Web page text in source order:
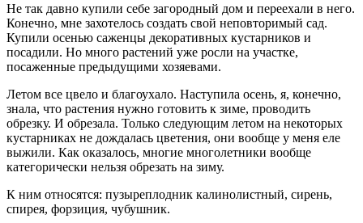
Не так давно купили себе загородный дом и переехали в него.
Конечно, мне захотелось создать свой неповторимый сад.
Купили осенью саженцы декоративных кустарников и
посадили. Но много растений уже росли на участке,
посаженные предыдущими хозяевами.
Летом все цвело и благоухало. Наступила осень, я, конечно,
знала, что растения нужно готовить к зиме, проводить
обрезку. И обрезала. Только следующим летом на некоторых
кустарниках не дождалась цветения, они вообще у меня еле
выжили. Как оказалось, многие многолетники вообще
категорически нельзя обрезать на зиму.
К ним относятся: пузыреплодник калинолистный, сирень,
спирея, форзиция, чубушник.